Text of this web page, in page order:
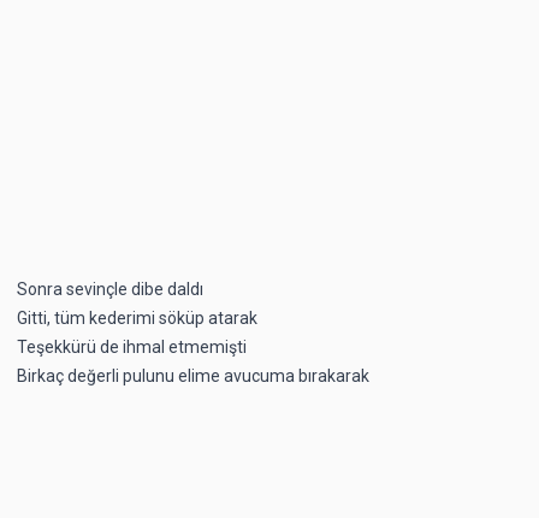
Sonra sevinçle dibe daldı
Gitti, tüm kederimi söküp atarak
Teşekkürü de ihmal etmemişti
Birkaç değerli pulunu elime avucuma bırakarak